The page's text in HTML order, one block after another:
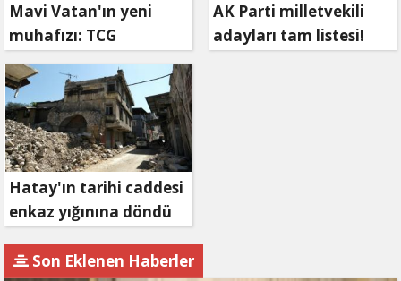
Mavi Vatan'ın yeni
muhafızı: TCG
Anadolu!
AK Parti milletvekili
adayları tam listesi!
Hatay'ın tarihi caddesi
enkaz yığınına döndü
Son Eklenen Haberler